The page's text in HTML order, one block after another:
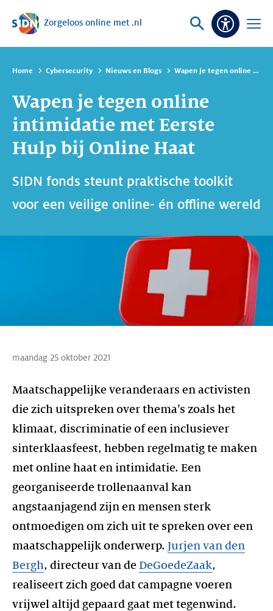
Sla navigatie over
Zorgeloos online met .nl
Vraag
Open
Home Cybersecurity Nieuws en Blogs Wapen je tegen online intimidatie met Eerste Hulp bij Online Haat
Wapen je tegen online
intimidatie met Eerste
Hulp bij Online Haat
SIDN fonds steunt praktische toolkit
voor een veilige online- én offline wereld
maandag 25 oktober 2021
Maatschappelijke veranderaars en activisten
die zich uitspreken over thema’s zoals het
klimaat, discriminatie of een inclusiever
sinterklaasfeest, hebben regelmatig te maken
met online haat en intimidatie. Een
georganiseerde trollenaanval kan
angstaanjagend zijn en mensen sterk
ontmoedigen om zich uit te spreken over een
maatschappelijk onderwerp. Jurjen van den
Bergh, directeur van de DeGoedeZaak,
realiseert zich goed dat campagne voeren
vrijwel altijd gepaard gaat met tegenwind.